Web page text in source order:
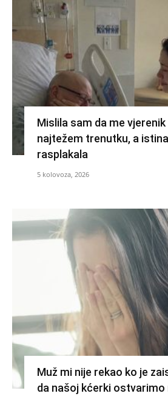
Mislila sam da me
najtežem trenutku, a
rasplakala
5 kolovoza, 2026
Muž mi nije rekao ko je
da našoj kćerki ostvarimo